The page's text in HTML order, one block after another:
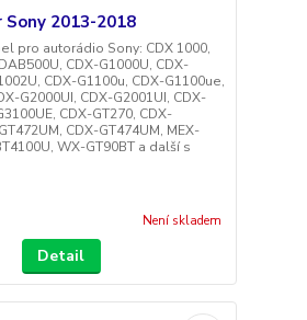
Sony 2013-2018
pro autorádio Sony: CDX 1000,
CDX-G1000U, CDX-
CDX-G1100u, CDX-G1100ue,
G2000UI, CDX-G2001UI, CDX-
CDX-GT270, CDX-
CDX-GT474UM, MEX-
WX-GT90BT a další s
Není skladem
Detail